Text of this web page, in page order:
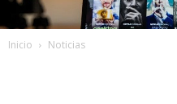
Inicio Noticias